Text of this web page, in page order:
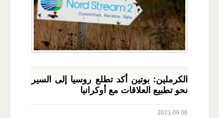
الكرملين: بوتين أكد تطلع روسيا إلى السير
نحو تطبيع العلاقات مع أوكرانيا
2021.09.06